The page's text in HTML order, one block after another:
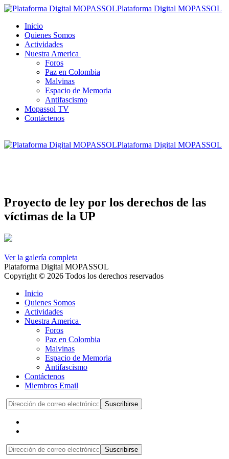
Plataforma Digital MOPASSOL
Inicio
Quienes Somos
Actividades
Nuestra America
Foros
Paz en Colombia
Malvinas
Espacio de Memoria
Antifascismo
Mopassol TV
Contáctenos
Plataforma Digital MOPASSOL
Proyecto de ley por los derechos de las
víctimas de la UP
Ver la galería completa
Plataforma Digital MOPASSOL
Copyright © 2026 Todos los derechos reservados
Inicio
Quienes Somos
Actividades
Nuestra America
Foros
Paz en Colombia
Malvinas
Espacio de Memoria
Antifascismo
Contáctenos
Miembros Email
Suscribirse
Suscribirse